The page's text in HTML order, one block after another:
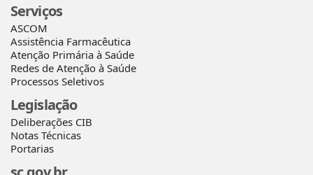
Serviços
ASCOM
Assistência Farmacêutica
Atenção Primária à Saúde
Redes de Atenção à Saúde
Processos Seletivos
Legislação
Deliberações CIB
Notas Técnicas
Portarias